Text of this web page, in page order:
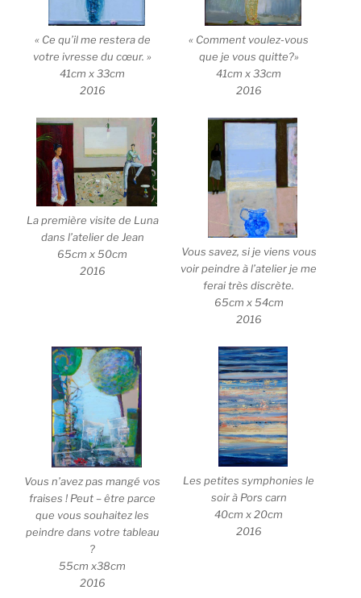
« Ce qu’il me restera de
votre ivresse du cœur. »
41cm x 33cm
2016
« Comment voulez-vous
que je vous quitte?»
41cm x 33cm
2016
La première visite de Luna
dans l’atelier de Jean
65cm x 50cm
2016
Vous savez, si je viens vous
voir peindre à l’atelier je me
ferai très discrète.
65cm x 54cm
2016
Vous n’avez pas mangé vos
fraises ! Peut – être parce
que vous souhaitez les
peindre dans votre tableau
?
55cm x38cm
2016
Les petites symphonies le
soir à Pors carn
40cm x 20cm
2016